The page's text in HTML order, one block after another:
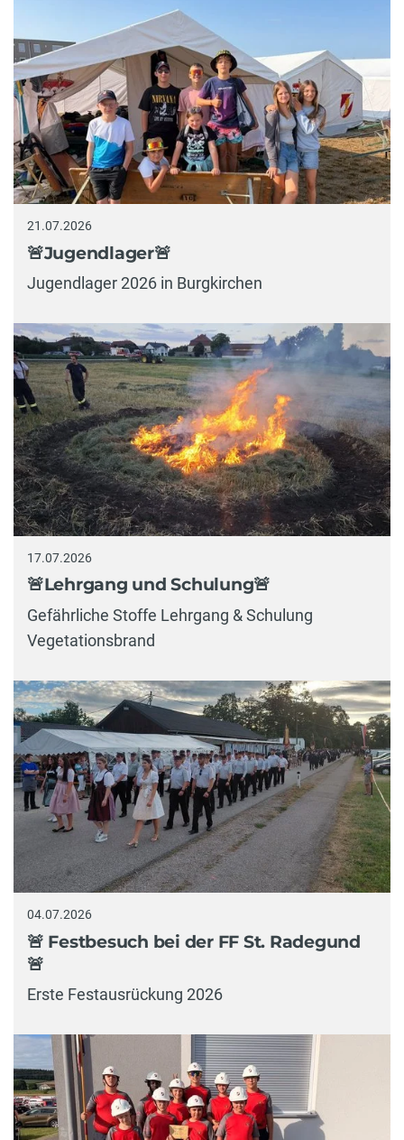
21.07.2026
🚨Jugendlager🚨
Jugendlager 2026 in Burgkirchen
17.07.2026
🚨Lehrgang und Schulung🚨
Gefährliche Stoffe Lehrgang & Schulung
Vegetationsbrand
04.07.2026
🚨 Festbesuch bei der FF St. Radegund
🚨
Erste Festausrückung 2026